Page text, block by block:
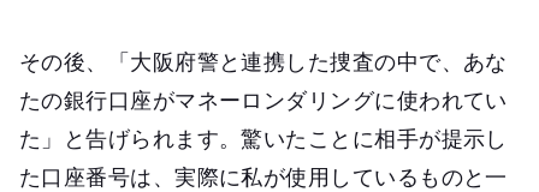
その後、「大阪府警と連携した捜査の中で、あな
たの銀行口座がマネーロンダリングに使われてい
た」と告げられます。驚いたことに相手が提示し
た口座番号は、実際に私が使用しているものと一